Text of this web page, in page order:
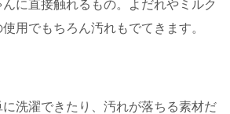
に直接触れるもの。よだれやミルク
用でもちろん汚れもでてきます。
洗濯できたり、汚れが落ちる素材だ